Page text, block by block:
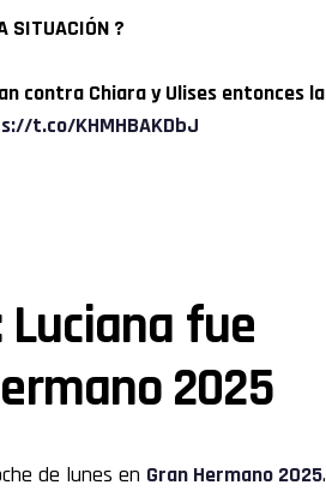
SITUACIÓN ?
contra Chiara y Ulises entonces la
t.co/KHMHBAKDbJ
Luciana fue
2025
de lunes en Gran Hermano 2025.